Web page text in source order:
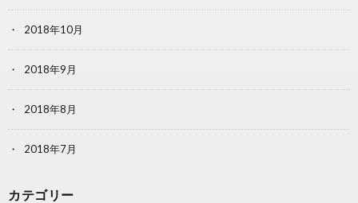
2018年10月
2018年9月
2018年8月
2018年7月
カテゴリー